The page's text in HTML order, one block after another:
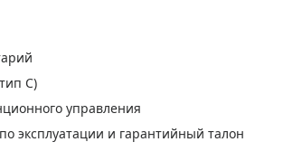
C)
управления
эксплуатации и гарантийный талон